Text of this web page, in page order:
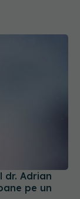
pe un